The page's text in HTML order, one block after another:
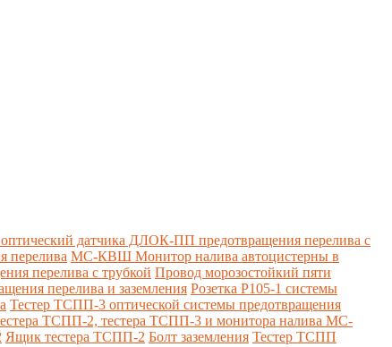
датчика ДЛОК-ПП предотвращения перелива с
перелива МС-КВШ Монитор налива автоцистерны в
перелива с трубкой Провод морозостойкий пяти
перелива и заземления Розетка Р105-1 системы
Тестер ТСПП-3 оптической системы предотвращения
ТСПП-2, тестера ТСПП-3 и монитора налива МС-
Ящик тестера ТСПП-2 Болт заземления Тестер ТСПП